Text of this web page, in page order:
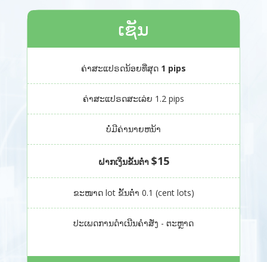
ເຊັນ
ຄ່າສະແປຣດນ້ອຍທີ່ສຸດ 1 pips
ຄ່າສະແປຣດສະເລ່ຍ 1.2 pips
ບໍ່ມີຄ່ານາຍຫນ້າ
ຝາກເງິນຂັ້ນຕ່ຳ $15
ຂະໜາດ lot ຂັ້ນຕ່ຳ 0.1 (cent lots)
ປະເພດການດໍາເນີນຄໍາສັ່ງ - ຕະຫຼາດ